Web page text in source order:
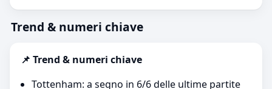
Trend & numeri chiave
📌 Trend & numeri chiave
Tottenham: a segno in 6/6 delle ultime partite